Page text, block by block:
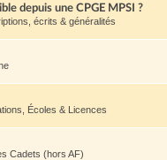
depuis une CPGE MPSI ?
écrits & généralités
Écoles & Licences
Cadets (hors AF)